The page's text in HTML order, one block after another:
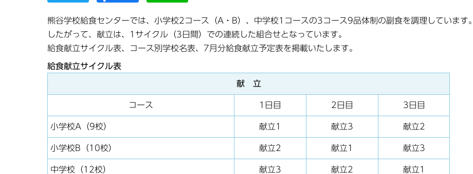
熊谷学校給食センターでは、小学校2コース（A・B）、中学校1コースの3コース9品体制の副食を調理しています。
したがって、献立は、1サイクル（3日間）での連続した組合せとなっています。
給食献立サイクル表、コース別学校名表、7月分給食献立予定表を掲載いたします。
給食献立サイクル表
献 立
コース 1日目 2日目 3日目
小学校A（9校） 献立1 献立3 献立2
小学校B（10校） 献立2 献立1 献立3
中学校（12校） 献立3 献立2 献立1